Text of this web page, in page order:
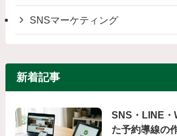
SNSマーケティング
新着記事
SNS・LINE・
た予約導線の